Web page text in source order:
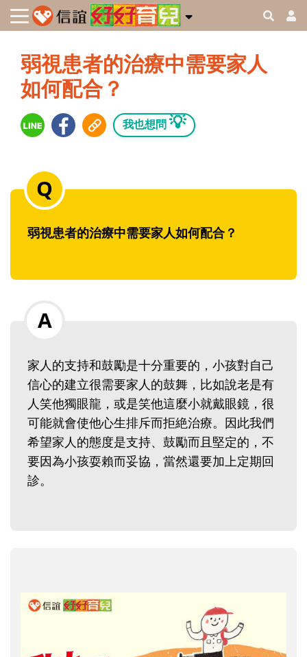
弱視患者的治療中需要家人
如何配合？
我也想問 💡
弱視患者的治療中需要家人如何配合？
家人的支持和鼓勵是十分重要的，小孩對自己
信心的建立很需要家人的鼓舞，比如說老是有
人笑他獨眼龍，或是笑他這麼小就戴眼鏡，很
可能就會使他心生排斥而拒絶治療。因此我們
希望家人的態度是支持、鼓勵而且堅定的，不
要因為小孩耍賴而妥協，當然還要加上定期回
診。